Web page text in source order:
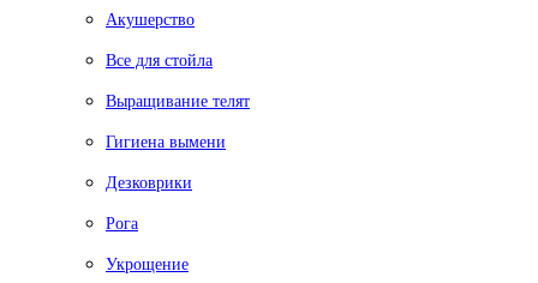
Акушерство
Все для стойла
Выращивание телят
Гигиена вымени
Дезковрики
Рога
Укрощение